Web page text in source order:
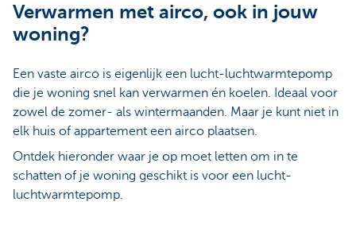
Verwarmen met airco, ook in jouw
woning?
Een vaste airco is eigenlijk een lucht-luchtwarmtepomp
die je woning snel kan verwarmen én koelen. Ideaal voor
zowel de zomer- als wintermaanden. Maar je kunt niet in
elk huis of appartement een airco plaatsen.
Ontdek hieronder waar je op moet letten om in te
schatten of je woning geschikt is voor een lucht-
luchtwarmtepomp.